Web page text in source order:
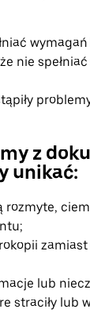
nie
z
unikać:
rozmyte,
lub
straciły lub